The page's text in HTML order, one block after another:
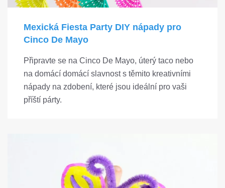
Mexická Fiesta Party DIY nápady pro
Cinco De Mayo
Připravte se na Cinco De Mayo, úterý taco nebo
na domácí domácí slavnost s těmito kreativními
nápady na zdobení, které jsou ideální pro vaši
příští párty.